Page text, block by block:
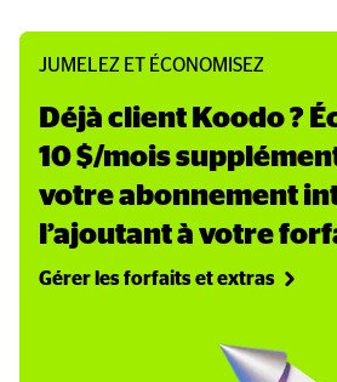
JUMELEZ ET ÉCONOMISEZ
Déjà client Koodo ?
10 $/mois
votre abonnement
l’ajoutant à votre
Gérer les forfaits et extras